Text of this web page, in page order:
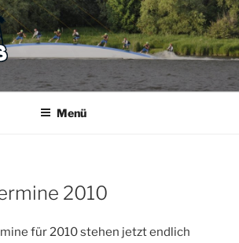
Haus am See
Menü
2010
für 2010 stehen jetzt endlich